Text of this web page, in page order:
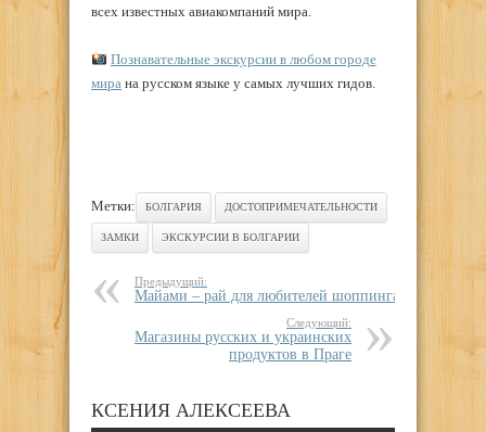
всех известных авиакомпаний мира.
Познавательные экскурсии в любом городе
мира на русском языке у самых лучших гидов.
Метки: БОЛГАРИЯ ДОСТОПРИМЕЧАТЕЛЬНОСТИ
ЗАМКИ ЭКСКУРСИИ В БОЛГАРИИ
Предыдущий:
Майами – рай для любителей шоппинга
Следующий:
Магазины русских и украинских
продуктов в Праге
КСЕНИЯ АЛЕКСЕЕВА